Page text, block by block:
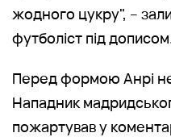
жодного цукру", –
футболіст під
Перед формою Анрі не
Нападник
пожартував у